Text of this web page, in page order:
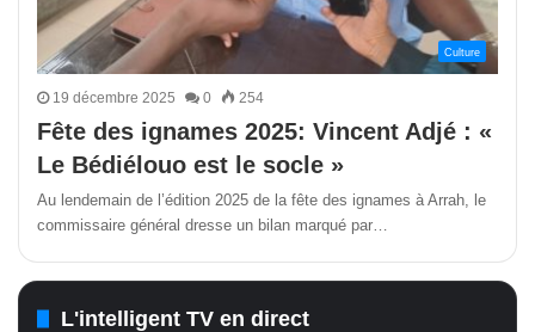
Culture
19 décembre 2025 0 254
Fête des ignames 2025: Vincent Adjé : «
Le Bédiélouo est le socle »
Au lendemain de l’édition 2025 de la fête des ignames à Arrah, le
commissaire général dresse un bilan marqué par…
L'intelligent TV en direct